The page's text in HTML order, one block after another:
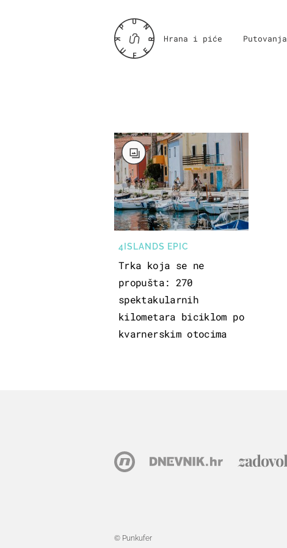
Hrana i piće Putovanja
4ISLANDS EPIC
Trka koja se ne
propušta: 270
spektakularnih
kilometara biciklom po
kvarnerskim otocima
© Punkufer